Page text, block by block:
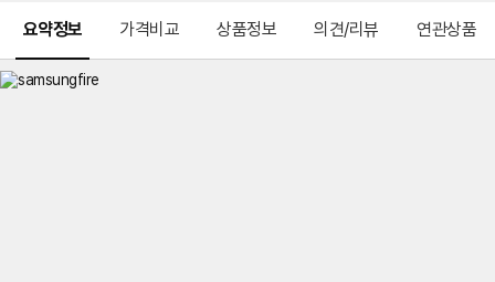
요약정보 가격비교 상품정보 의견/리뷰 연관상품